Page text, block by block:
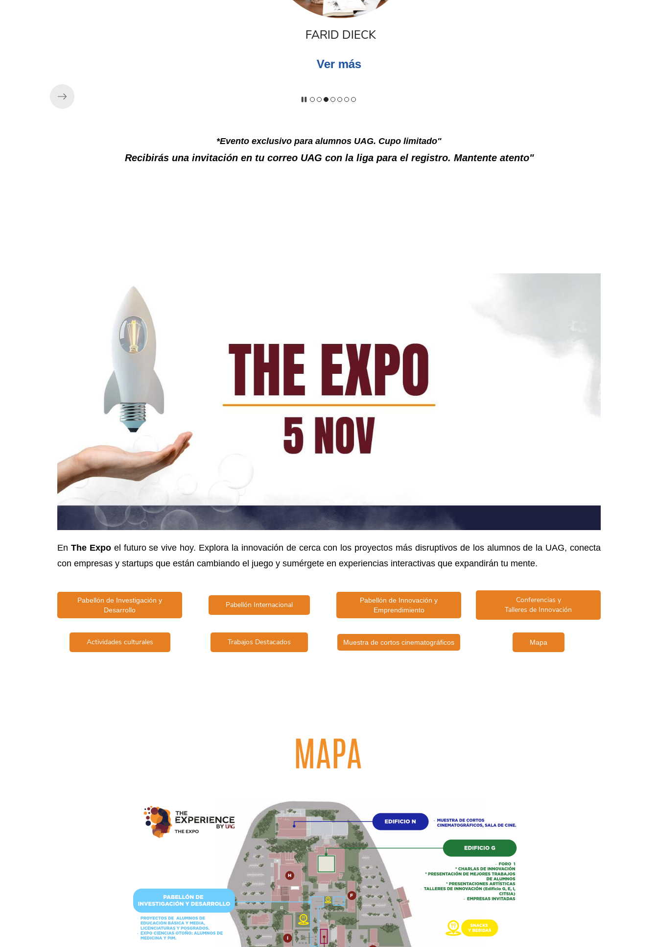
FARID DIECK
Ver más
*Evento exclusivo para alumnos UAG. Cupo limitado"
Recibirás una invitación en tu correo UAG con la liga para el registro. Mantente atento"
En ​The Expoel futuro se vive hoy. Explora la innovación de cerca con los proyectos más disruptivos de los alumnos de la UAG, conecta
con empresas y startups que están cambiando el juego y sumérgete en experiencias interactivas que expandirán tu mente.
Pabellón de Investigación y
Desarrollo
Pabellón Internacional
Pabellón de Innovación y
Emprendimiento
Conferencias y
Talleres de Innovación
Actividades culturales Trabajos Destacados Muestra de cortos cinematográficos Mapa